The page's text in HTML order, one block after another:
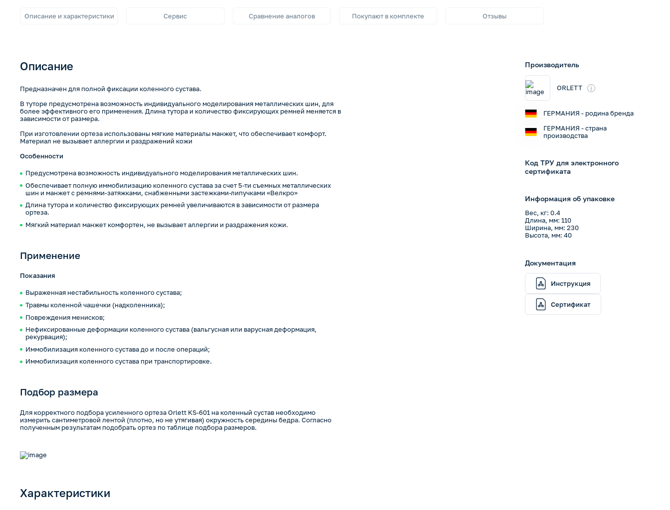
Описание и характеристики Сервис Сравнение аналогов Покупают в комплекте Отзывы
Описание
Предназначен для полной фиксации коленного сустава.
В туторе предусмотрена возможность индивидуального моделирования металлических шин, для
более эффективного его применения. Длина тутора и количество фиксирующих ремней меняется в
зависимости от размера.
При изготовлении ортеза использованы мягкие материалы манжет, что обеспечивает комфорт.
Материал не вызывает аллергии и раздражений кожи
Особенности
Предусмотрена возможность индивидуального моделирования металлических шин.
Обеспечивает полную иммобилизацию коленного сустава за счет 5-ти съемных металлических
шин и манжет с ремнями-затяжками, снабженными застежками-липучками «Велкро»
Длина тутора и количество фиксирующих ремней увеличиваются в зависимости от размера
ортеза.
Мягкий материал манжет комфортен, не вызывает аллергии и раздражения кожи.
Применение
Показания
Выраженная нестабильность коленного сустава;
Травмы коленной чашечки (надколенника);
Повреждения менисков;
Нефиксированные деформации коленного сустава (вальгусная или варусная деформация,
рекурвация);
Иммобилизация коленного сустава до и после операций;
Иммобилизация коленного сустава при транспортировке.
Подбор размера
Для корректного подбора усиленного ортеза Orlett KS-601 на коленный сустав необходимо
измерить сантиметровой лентой (плотно, но не утягивая) окружность середины бедра. Согласно
полученным результатам подобрать ортез по таблице подбора размеров.
Характеристики
Производитель
ORLETT i
ГЕРМАНИЯ - родина бренда
ГЕРМАНИЯ - страна
производства
Код ТРУ для электронного
сертификата
Информация об упаковке
Вес, кг: 0.4
Длина, мм: 110
Ширина, мм: 230
Высота, мм: 40
Документация
Инструкция
Сертификат